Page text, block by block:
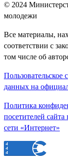
записям
© 2024
молодежи
Все материалы,
соответствии с
том числе об
Пользовательское
данных на
Политика
посетителей
сети «Интернет»